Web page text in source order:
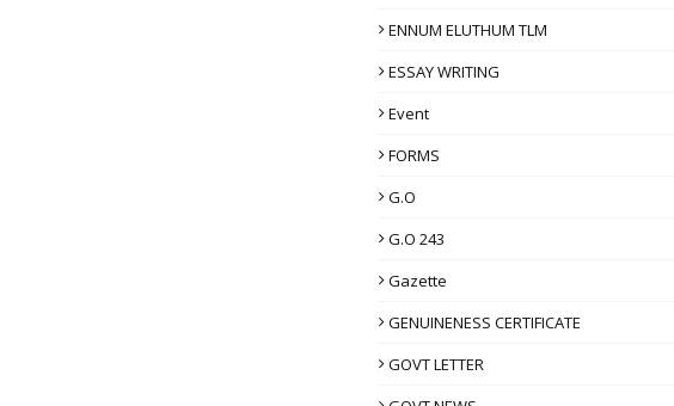
ENNUM ELUTHUM TLM
ESSAY WRITING
Event
FORMS
G.O
G.O 243
Gazette
GENUINENESS CERTIFICATE
GOVT LETTER